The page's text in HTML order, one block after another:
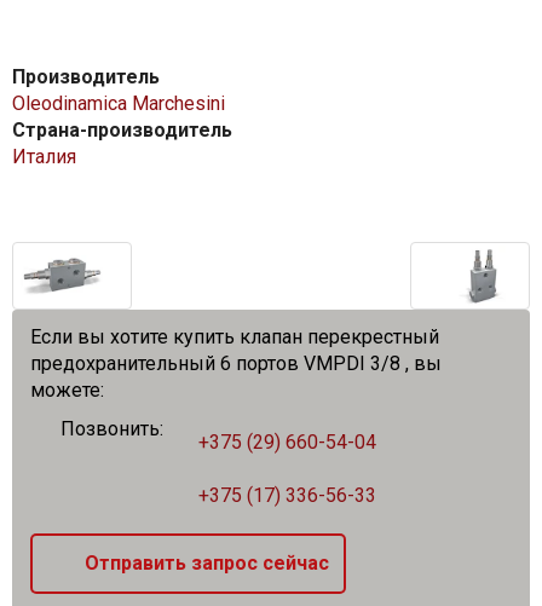
Производитель
Oleodinamica Marchesini
Страна-производитель
Италия
Если вы хотите купить клапан перекрестный
предохранительный 6 портов VMPDI 3/8 , вы
можете:
Позвонить:
+375 (29) 660-54-04
+375 (17) 336-56-33
Отправить запрос сейчас